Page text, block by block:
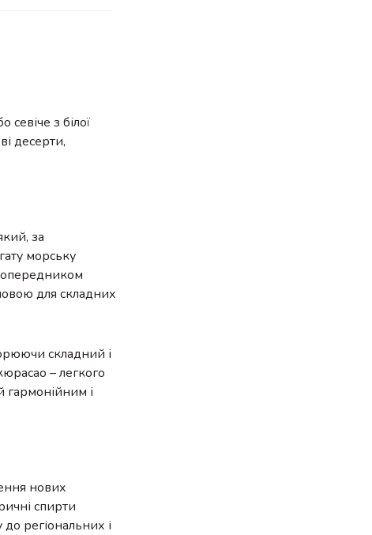
з білої
десерти,
за
морську
для складних
складний і
– легкого
гармонійним і
нових
спирти
регіональних і